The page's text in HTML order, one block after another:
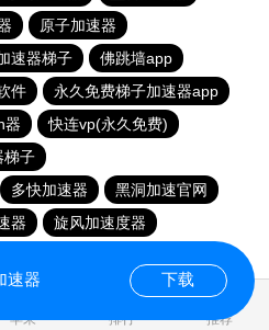
原子加速器
速器梯子
佛跳墙app
件
永久免费梯子加速器app
器
快连vp(永久免费)
梯子
多快加速器
黑洞加速官网
器
旋风加速度器
苹果 排行 推荐
速器 下载
0.019727s